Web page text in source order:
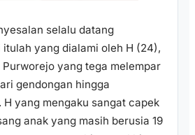
selalu datang
yang dialami oleh H (24),
yang tega melempar
gendongan hingga
H yang mengaku sangat capek
anak yang masih berusia 19